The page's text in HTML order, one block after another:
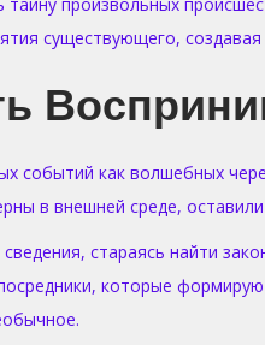
существующего,
событий как волшебных
в внешней среде,
стараясь найти
которые